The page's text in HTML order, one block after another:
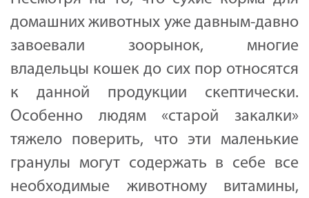
домашних животных уже давным-давно
завоевали зоорынок, многие
владельцы кошек до сих пор относятся
к данной продукции скептически.
Особенно людям «старой закалки»
тяжело поверить, что эти маленькие
гранулы могут содержать в себе все
необходимые животному витамины,